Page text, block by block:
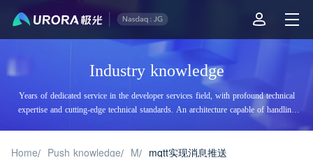
Industry knowledge
Years of dedicated service in the developer services field, with profound technical
expertise and cutting-edge technical standards. An architecture capable of handling
tens of billions of daily visits, supporting billions of high-concurrency accesses.
Home/ Push knowledge/ M/ mqtt实现消息推送